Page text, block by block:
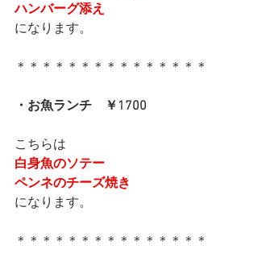
ハンバーグ添え
になります。
＊＊＊＊＊＊＊＊＊＊＊＊＊＊＊
・お魚ランチ　￥1700
こちらは
白身魚のソテー
ペンネのチーズ焼き
になります。
＊＊＊＊＊＊＊＊＊＊＊＊＊＊＊